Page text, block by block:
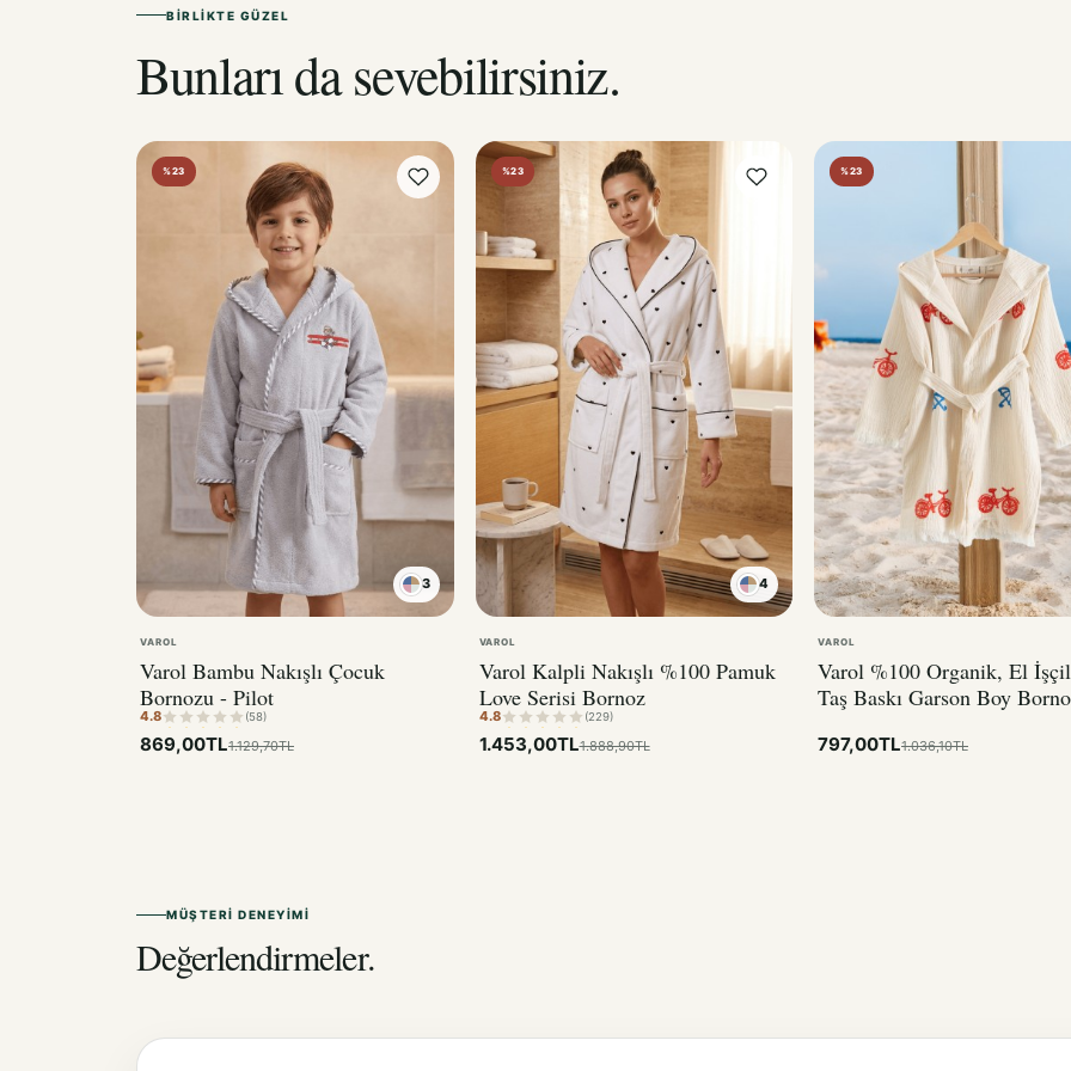
BIRLIKTE GÜZEL
Bunları da sevebilirsiniz.
%23
3
VAROL
Varol Bambu Nakışlı Çocuk
Bornozu - Pilot
4.8 (58)
869,00TL1.129,70TL
%23
4
VAROL
Varol Kalpli Nakışlı %100 Pamuk
Love Serisi Bornoz
4.8 (229)
1.453,00TL1.888,90TL
%23
VAROL
Varol %100 Organik, El
Taş Baskı Garson Boy
797,00TL1.036,10TL
MÜŞTERI DENEYIMI
Değerlendirmeler.